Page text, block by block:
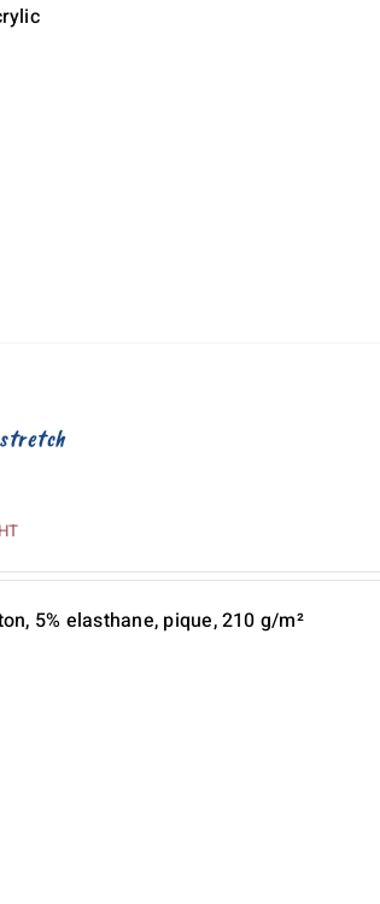
HT
5% elasthane, pique, 210 g/m²